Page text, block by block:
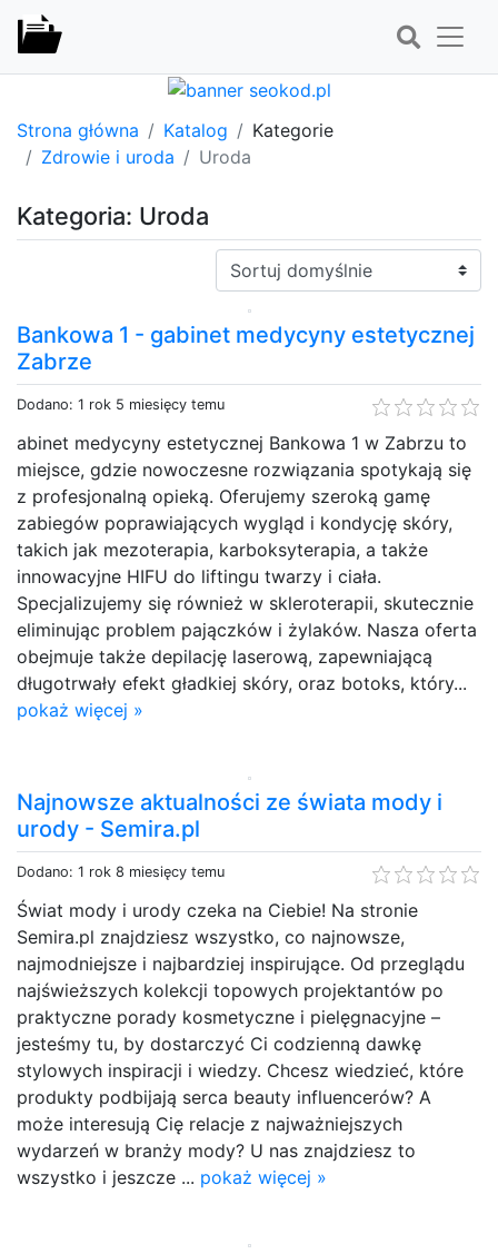
Strona główna Katalog
Kategorie
Zdrowie i uroda
Uroda
Kategoria: Uroda
Sortuj:
Bankowa 1 - gabinet medycyny estetycznej
Zabrze
Dodano: 1 rok 5 miesięcy temu
abinet medycyny estetycznej Bankowa 1 w Zabrzu to
miejsce, gdzie nowoczesne rozwiązania spotykają się
z profesjonalną opieką. Oferujemy szeroką gamę
zabiegów poprawiających wygląd i kondycję skóry,
takich jak mezoterapia, karboksyterapia, a także
innowacyjne HIFU do liftingu twarzy i ciała.
Specjalizujemy się również w skleroterapii, skutecznie
eliminując problem pajączków i żylaków. Nasza oferta
obejmuje także depilację laserową, zapewniającą
długotrwały efekt gładkiej skóry, oraz botoks, który...
pokaż więcej »
Najnowsze aktualności ze świata mody i
urody - Semira.pl
Dodano: 1 rok 8 miesięcy temu
Świat mody i urody czeka na Ciebie! Na stronie
Semira.pl znajdziesz wszystko, co najnowsze,
najmodniejsze i najbardziej inspirujące. Od przeglądu
najświeższych kolekcji topowych projektantów po
praktyczne porady kosmetyczne i pielęgnacyjne –
jesteśmy tu, by dostarczyć Ci codzienną dawkę
stylowych inspiracji i wiedzy. Chcesz wiedzieć, które
produkty podbijają serca beauty influencerów? A
może interesują Cię relacje z najważniejszych
wydarzeń w branży mody? U nas znajdziesz to
wszystko i jeszcze ... pokaż więcej »